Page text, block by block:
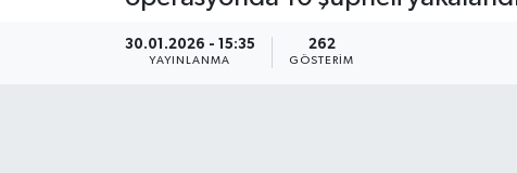
30.01.2026 - 15:35
YAYINLANMA
262
GÖSTERIM
Resmi İlanlar